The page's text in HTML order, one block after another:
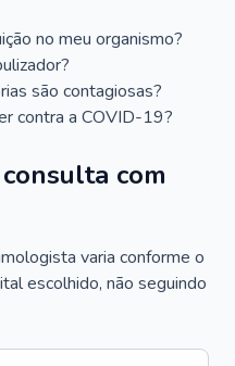
no meu organismo?
são contagiosas?
contra a COVID-19?
com
varia conforme o
escolhido, não seguindo